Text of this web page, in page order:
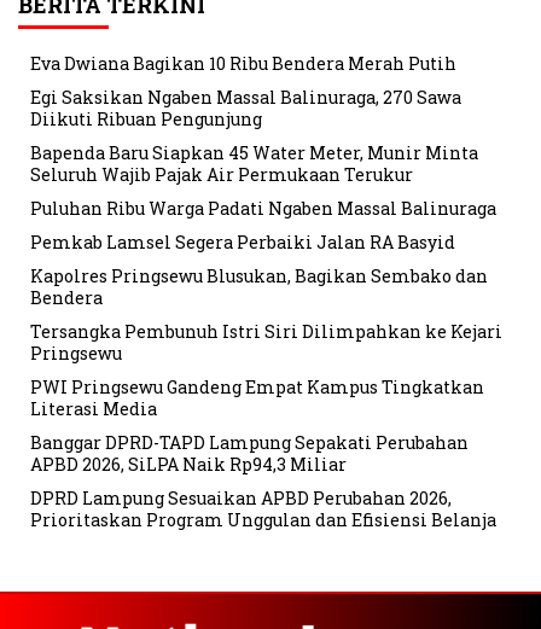
Eva Dwiana Bagikan 10 Ribu Bendera Merah Putih
Egi Saksikan Ngaben Massal Balinuraga, 270 Sawa
Diikuti Ribuan Pengunjung
Bapenda Baru Siapkan 45 Water Meter, Munir Minta
Seluruh Wajib Pajak Air Permukaan Terukur
Puluhan Ribu Warga Padati Ngaben Massal Balinuraga
Pemkab Lamsel Segera Perbaiki Jalan RA Basyid
Kapolres Pringsewu Blusukan, Bagikan Sembako dan
Bendera
Tersangka Pembunuh Istri Siri Dilimpahkan ke Kejari
Pringsewu
PWI Pringsewu Gandeng Empat Kampus Tingkatkan
Literasi Media
Banggar DPRD-TAPD Lampung Sepakati Perubahan
APBD 2026, SiLPA Naik Rp94,3 Miliar
DPRD Lampung Sesuaikan APBD Perubahan 2026,
Prioritaskan Program Unggulan dan Efisiensi Belanja